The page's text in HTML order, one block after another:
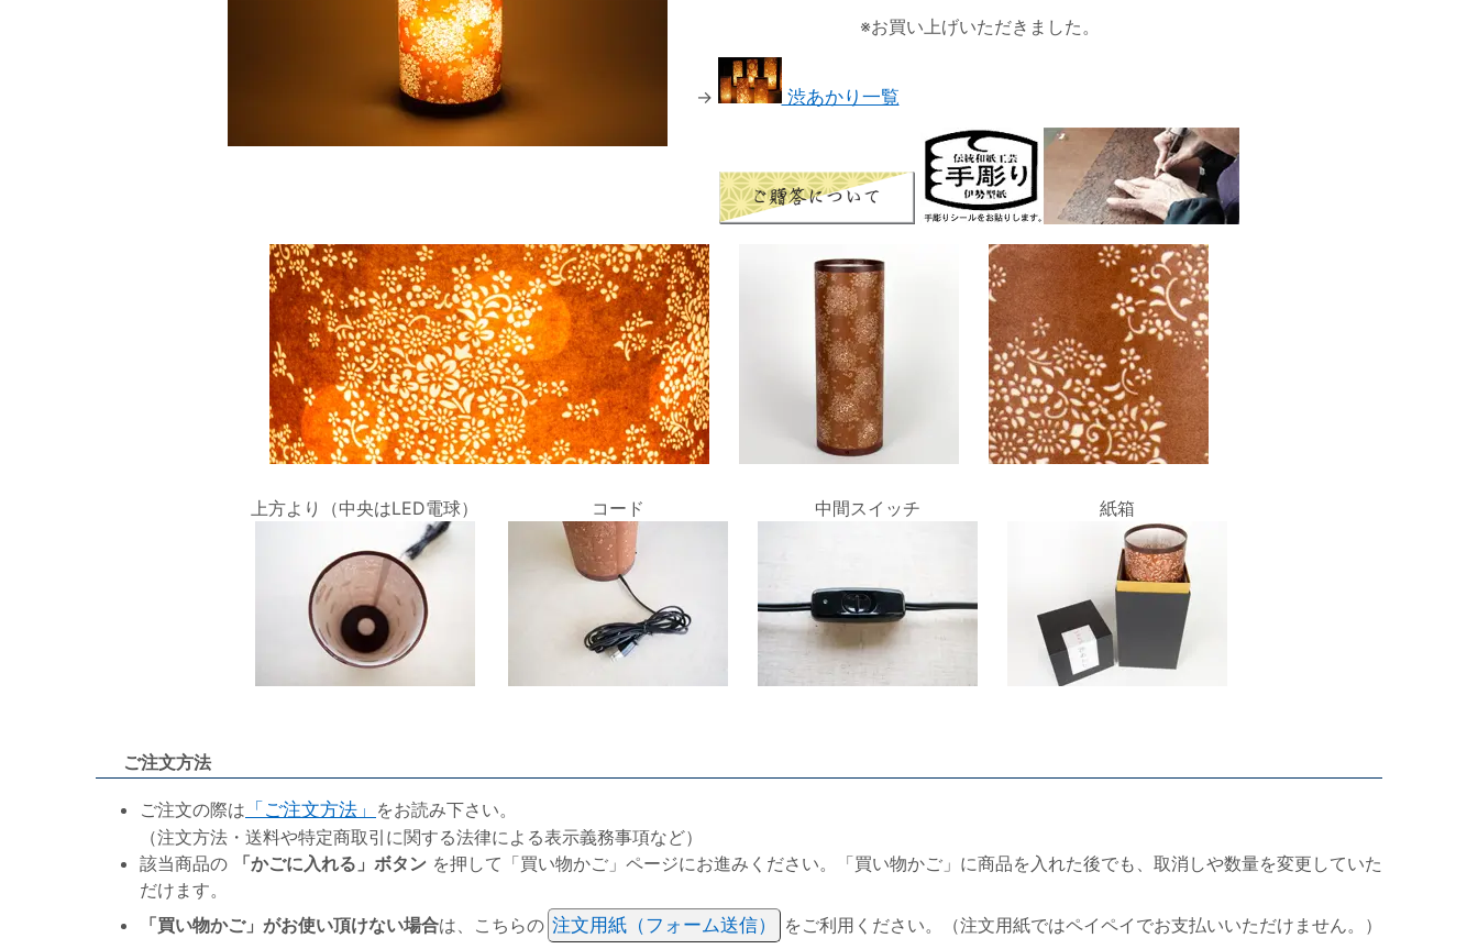
※お買い上げいただきました。
→ 渋あかり一覧
上方より（中央はLED電球） コード 中間スイッチ 紙箱
ご注文方法
ご注文の際は 「ご注文方法」 をお読み下さい。
（注文方法・送料や特定商取引に関する法律による表示義務事項など）
該当商品の
「かごに入れる」ボタン を押して「買い物かご」ページにお進みください。「買い物かご」に商品を入れた後でも、取消しや数量を変更していた
だけます。
「買い物かご」がお使い頂けない場合は、こちらの 注文用紙（フォーム送信）
をご利用ください。（注文用紙ではペイペイでお支払いいただけません。）